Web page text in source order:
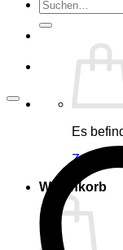
Suche
nach:
Es
Zurück
Warenkorb